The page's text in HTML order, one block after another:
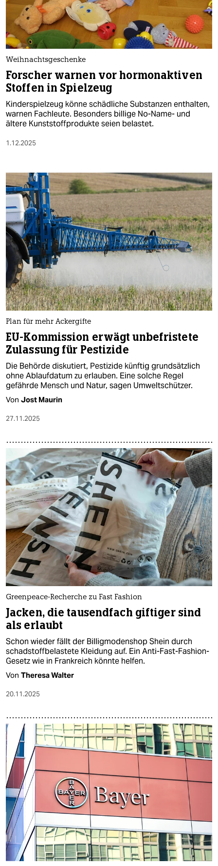
Weihnachtsgeschenke
Forscher warnen vor hormonaktiven
Stoffen in Spielzeug
Kinderspielzeug könne schädliche Substanzen enthalten,
warnen Fachleute. Besonders billige No-Name- und
ältere Kunststoffprodukte seien belastet.
1.12.2025
Plan für mehr Ackergifte
EU-Kommission erwägt unbefristete
Zulassung für Pestizide
Die Behörde diskutiert, Pestizide künftig grundsätzlich
ohne Ablaufdatum zu erlauben. Eine solche Regel
gefährde Mensch und Natur, sagen Umweltschützer.
Von Jost Maurin
27.11.2025
Greenpeace-Recherche zu Fast Fashion
Jacken, die tausendfach giftiger sind
als erlaubt
Schon wieder fällt der Billigmodenshop Shein durch
schadstoffbelastete Kleidung auf. Ein Anti-Fast-Fashion-
Gesetz wie in Frankreich könnte helfen.
Von Theresa Walter
20.11.2025